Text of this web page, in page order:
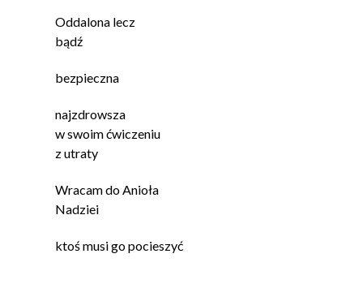
Oddalona lecz
bądź
bezpieczna
najzdrowsza
w swoim ćwiczeniu
z utraty
Wracam do Anioła
Nadziei
ktoś musi go pocieszyć